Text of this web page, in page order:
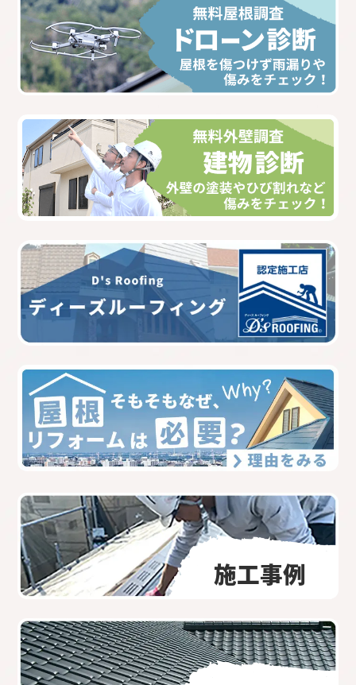
施工事例